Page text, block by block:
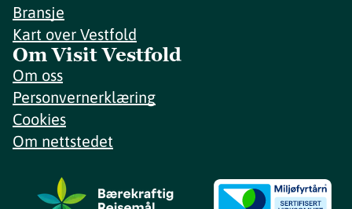
Bransje
Kart over Vestfold
Om Visit Vestfold
Om oss
Personvernerklæring
Cookies
Om nettstedet